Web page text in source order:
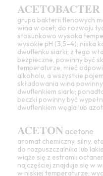
ACETOBACTER
grupa bakterii tlenowych
wina w ocet; do rozwoju
stosunkowo wysoka
wysokie pH (3,5–4), niska
dwutlenku siarki; z tego
bezpieczne, powinny być
temperaturze, mieć
alkoholu, a wszystkie
składowania wina
dwutlenkiem siarki;
beczki powinny być
dwutlenkiem węgla lub
ACETON acetone
aromat chemiczny, silny,
do rozpuszczalnika lub
wiąże się z estrami:
najczęściej znajduje się w
w niskiej temperaturze;